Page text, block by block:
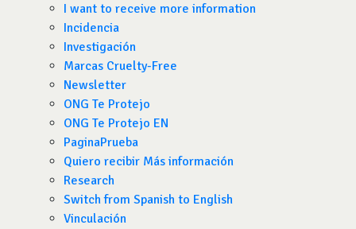
I want to receive more information
Incidencia
Investigación
Marcas Cruelty-Free
Newsletter
ONG Te Protejo
ONG Te Protejo EN
PaginaPrueba
Quiero recibir Más información
Research
Switch from Spanish to English
Vinculación